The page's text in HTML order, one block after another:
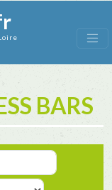
BARS